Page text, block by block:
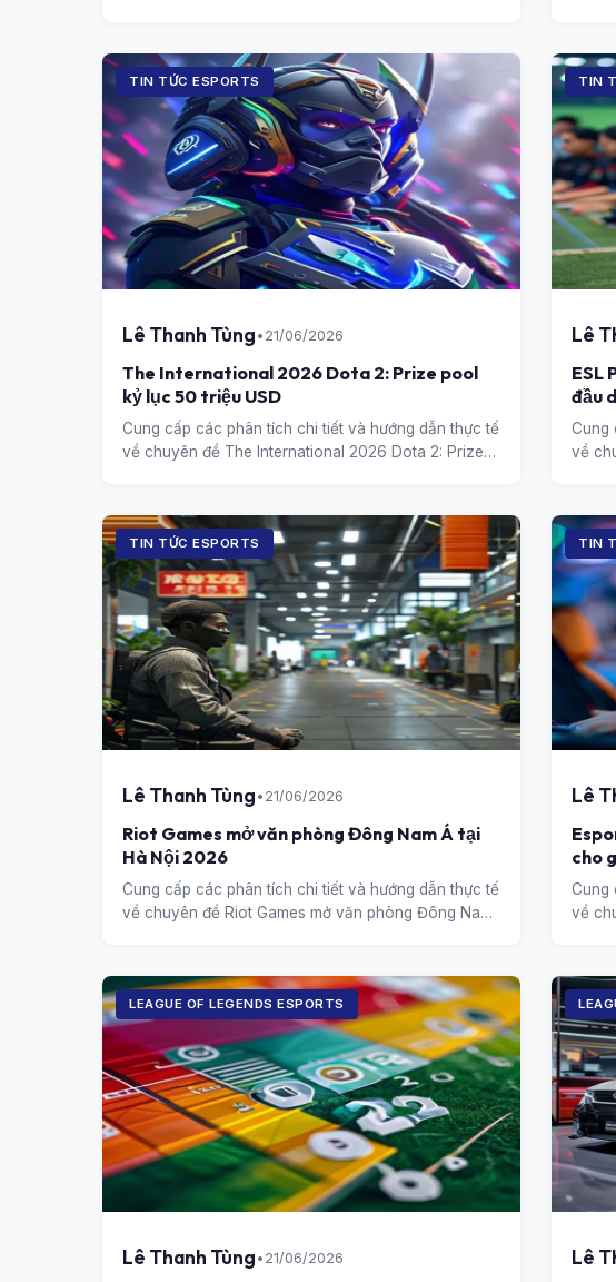
TIN TỨC ESPORTS
Lê Thanh Tùng • 21/06/2026
The International 2026 Dota 2: Prize pool
kỷ lục 50 triệu USD
Cung cấp các phân tích chi tiết và hướng dẫn thực tế
về chuyên đề The International 2026 Dota 2: Prize
TIN
Lê
ESL
đầu
Cung
về
TIN TỨC ESPORTS
Lê Thanh Tùng • 21/06/2026
Riot Games mở văn phòng Đông Nam Á tại
Hà Nội 2026
Cung cấp các phân tích chi tiết và hướng dẫn thực tế
về chuyên đề Riot Games mở văn phòng Đông Nam
TIN
Lê
cho
Cung
về
LEAGUE OF LEGENDS ESPORTS
Lê Thanh Tùng • 21/06/2026 Lê